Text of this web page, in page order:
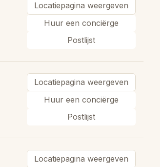
Locatiepagina weergeven
Huur een conciërge
Postlijst
Locatiepagina weergeven
Huur een conciërge
Postlijst
Locatiepagina weergeven